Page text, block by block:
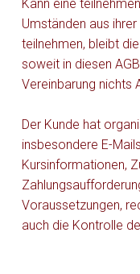
Kann eine
Umständen aus
teilnehmen, bleibt
soweit in diesen
Vereinbarung nichts
Der Kunde hat
insbesondere E-
Kursinformationen,
Voraussetzungen,
auch die Kontrolle